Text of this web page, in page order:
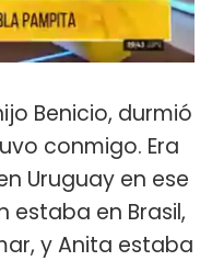
Benicio, durmió
conmigo. Era
Uruguay en ese
estaba en Brasil,
y Anita estaba